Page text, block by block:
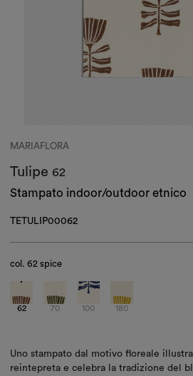
MARIAFLORA
Tulipe 62
Stampato indoor/outdoor etnico
TETULIP00062
col.62 spice
62 70 100 180
Uno stampato dal motivo floreale
reintepreta e celebra la tradizione del